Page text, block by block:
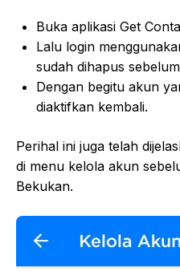
Buka aplikasi Get
Lalu login
sudah dihapus
Dengan begitu akun
diaktifkan kembali.
Perihal ini juga telah
di menu kelola akun
Bekukan.